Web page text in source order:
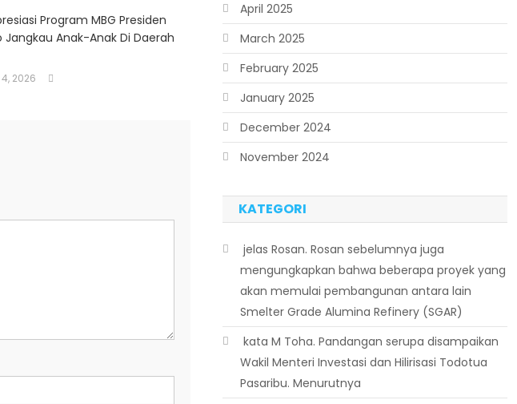
Program MBG Presiden
Jangkau Anak-Anak Di Daerah
2026
April 2025
March 2025
February 2025
January 2025
December 2024
November 2024
KATEGORI
 jelas Rosan. Rosan sebelumnya juga
mengungkapkan bahwa beberapa proyek yang
akan memulai pembangunan antara lain
Smelter Grade Alumina Refinery (SGAR)
 kata M Toha. Pandangan serupa disampaikan
Wakil Menteri Investasi dan Hilirisasi Todotua
Pasaribu. Menurutnya